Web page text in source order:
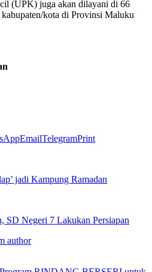
(UPK) juga akan dilayani di 66
kota di Provinsi Maluku
EmailTelegramPrint
jadi Kampung Ramadan
SD Negeri 7 Lakukan Persiapan
author